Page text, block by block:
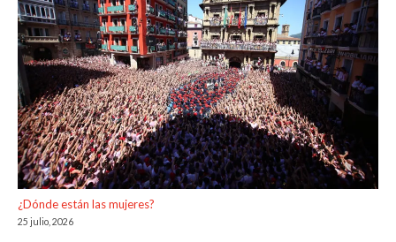
¿Dónde están las mujeres?
25 julio, 2026